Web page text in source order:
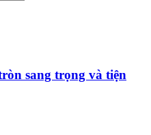
sang trọng và tiện